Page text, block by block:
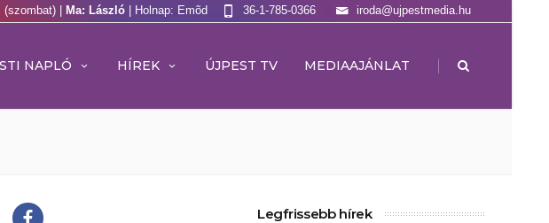
| Ma: László | Holnap: Emõd iroda@ujpestmedia.hu
36-1-785-0366
NAPLÓ HÍREK ÚJPEST TV MEDIAAJÁNLAT |
Legfrissebb hírek